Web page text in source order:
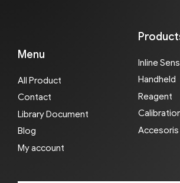
Menu
All Product
Contact
Library Document
Blog
My account
Inline
Handheld
Reagent